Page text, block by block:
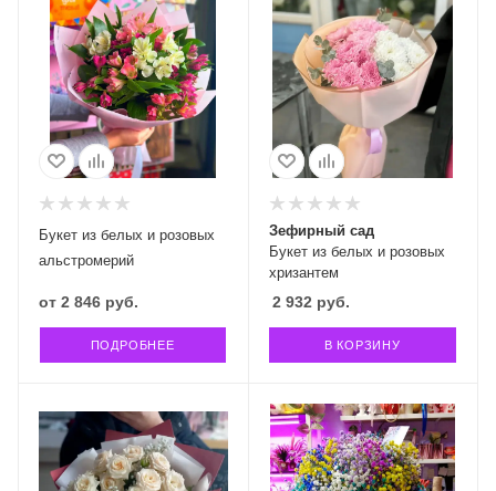
Букет из белых и розовых
альстромерий
от 2 846 руб.
ПОДРОБНЕЕ
Букет из белых и розовых
хризантем
Зефирный сад
2 932 руб.
В КОРЗИНУ